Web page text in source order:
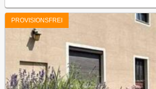
PROVISIONSFREI